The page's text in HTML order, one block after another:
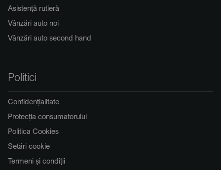
Asistență rutieră
Vânzări auto noi
Vânzări auto second hand
Politici
Confidențialitate
Protecția consumatorului
Politica Cookies
Setări cookie
Termeni și condiții